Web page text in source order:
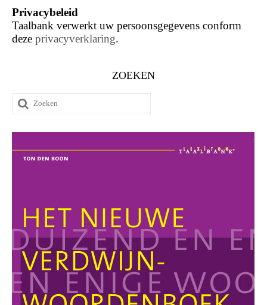
Privacybeleid
Taalbank verwerkt uw persoonsgegevens conform
deze privacyverklaring.
ZOEKEN
Zoeken
naar: